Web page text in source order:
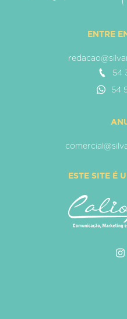
ENTRE
54
54
ESTE SITE É